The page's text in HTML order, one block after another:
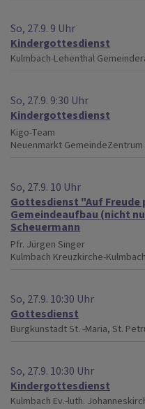
So, 27.9. 9 Uhr
Kindergottesdienst
Kulmbach-Lehenthal
So, 27.9. 9:30 Uhr
Kindergottesdienst
Kigo-Team
Neuenmarkt GemeindeZentrum
So, 27.9. 10 Uhr
Gottesdienst "Auf Freude
Gemeindeaufbau (nicht
Scheuermann
Pfr. Jürgen Singer
Kulmbach Kreuzkirche-Kulmbach
So, 27.9. 10:30 Uhr
Gottesdienst
BurgkunstadtSt. -Maria, St.
So, 27.9. 10:30 Uhr
Kindergottesdienst
Kulmbach Ev.-luth.